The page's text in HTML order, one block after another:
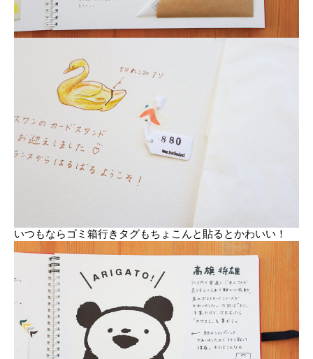
いつもならゴミ箱行きタグもちょこんと貼るとかわいい！